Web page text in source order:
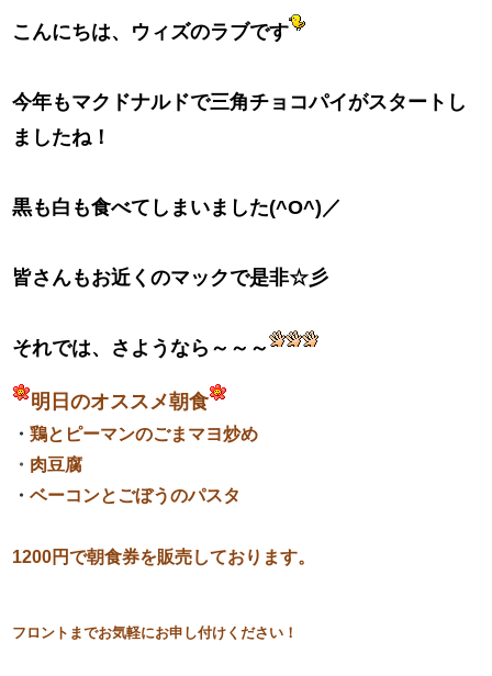
こんにちは、ウィズのラブです
今年もマクドナルドで三角チョコパイがスタートし
ましたね！
黒も白も食べてしまいました(^O^)／
皆さんもお近くのマックで是非☆彡
それでは、さようなら～～～
​明日のオススメ​​​​​​​​​​​​​​​​​​​​​​​​​​​​​朝食
・鶏とピーマンのごまマヨ炒め
・ 肉豆腐
・ベーコンとごぼうのパスタ
1200円で朝食券を販売しております。
フロントまでお気軽にお申し付けください！